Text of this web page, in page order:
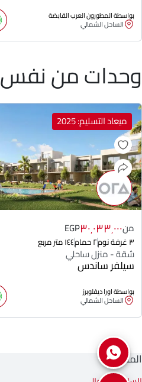
بواسطة المطورون العرب القابضة
الساحل الشمالي
وحدات من نفس
ميعاد التسليم: 2025
من٣٠٬٠٣٣٬٠٠٠EGP
٣ غرفة نوم ٢ حمام ١٤٤ متر مربع
شقة - منزل ساحلي
سيلفر ساندس
بواسطة اورا ديفلوبرز
الساحل الشمالي
المناطق